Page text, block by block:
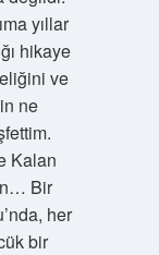
yıllar
hikaye
ve
ne
Kalan
Bir
her
bir